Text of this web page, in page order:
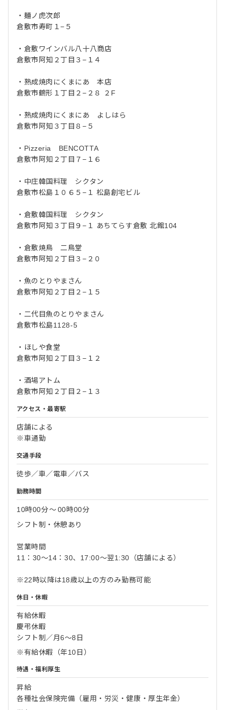
・麺ノ虎次郎
倉敷市寿町１−５
・倉敷ワインバル八十八商店
倉敷市阿知２丁目３−１４
・熟成焼肉にくまにあ 本店
倉敷市鶴形１丁目２−２８ ２F
・熟成焼肉にくまにあ よしはら
倉敷市阿知３丁目８−５
・Pizzeria BENCOTTA
倉敷市阿知２丁目７−１６
・中庄韓国料理 シクタン
倉敷市松島１０６５−１ 松島創宅ビル
・倉敷韓国料理 シクタン
倉敷市阿知３丁目９−１ あちてらす倉敷 北館104
・倉敷焼鳥 二鳥堂
倉敷市阿知２丁目３−２０
・魚のとりやまさん
倉敷市阿知２丁目２−１５
・二代目魚のとりやまさん
倉敷市松島1128-5
・ほしや食堂
倉敷市阿知２丁目３−１２
・酒場アトム
倉敷市阿知２丁目２−１３
アクセス・最寄駅
店舗による
※車通勤
交通手段
徒歩／車／電車／バス
勤務時間
10時00分〜00時00分
シフト制・休憩あり
営業時間
11：30～14：30、17:00～翌1:30（店舗による）
※22時以降は18歳以上の方のみ勤務可能
休日・休暇
有給休暇
慶弔休暇
シフト制／月6～8日
※有給休暇（年10日）
待遇・福利厚生
昇給
各種社会保険完備（雇用・労災・健康・厚生年金）